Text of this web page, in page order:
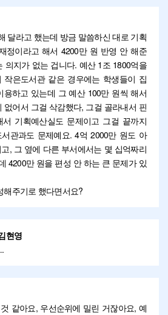
달라고 했는데 방금 말씀하신 대로 기획
정이라고 해서 4200만 원 반영 안 해준
의지가 없는 겁니다. 예산 1조 1800억을
작은도서관 같은 경우에는 학생들이 집
용하고 있는데 그 예산 100만 원씩 해서
없어서 그걸 삭감했다, 그걸 골라내서 핀
기획예산실도 문제이고 그걸 끝까지
관과도 문제예요. 4억 2000만 원도 아
, 그 옆에 다른 부서에서는 몇 십억짜리
4200만 원을 편성 안 하는 큰 문제가 있
해주기로 했다면서요?
현영
같아요, 우선순위에 밀린 거잖아요, 예